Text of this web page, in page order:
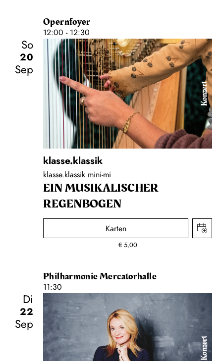
Opernfoyer
12:00 - 12:30
So
20
Sep
Konzert
klasse.klassik
klasse.klassik mini-mi
EIN MUSIKALISCHER
REGENBOGEN
Karten
€ 5,00
Philharmonie Mercatorhalle
11:30
Di
22
Sep
Konzert